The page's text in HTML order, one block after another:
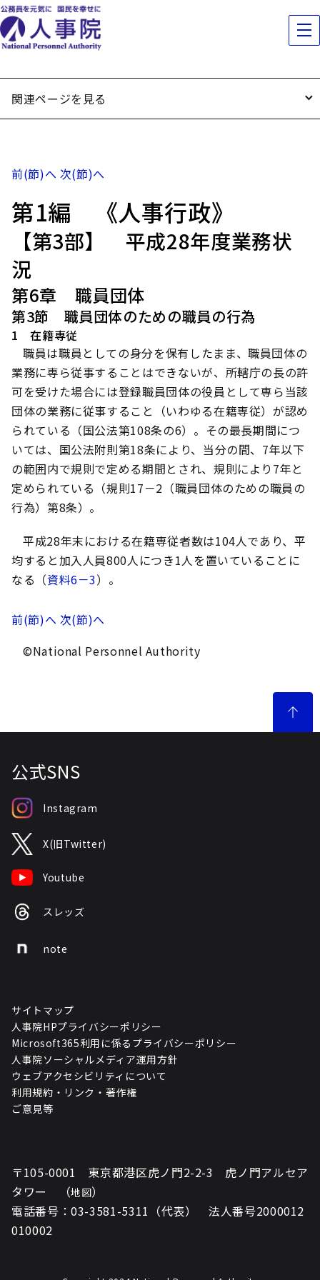
関連ページを見る
前(節)へ 次(節)へ
第1編 《人事行政》
【第3部】 平成28年度業務状
況
第6章 職員団体
第3節 職員団体のための職員の行為
1 在籍専従
職員は職員としての身分を保有したまま、職員団体の
業務に専ら従事することはできないが、所轄庁の長の許
可を受けた場合には登録職員団体の役員として専ら当該
団体の業務に従事すること（いわゆる在籍専従）が認め
られている（国公法第108条の6）。その最長期間につ
いては、国公法附則第18条により、当分の間、7年以下
の範囲内で規則で定める期間とされ、規則により7年と
定められている（規則17－2（職員団体のための職員の
行為）第8条）。
平成28年末における在籍専従者数は104人であり、平
均すると加入人員800人につき1人を置いていることに
なる（資料6－3）。
前(節)へ 次(節)へ
©National Personnel Authority
公式SNS
Instagram
X(旧Twitter)
Youtube
スレッズ
note
サイトマップ
人事院HPプライバシーポリシー
Microsoft365利用に係るプライバシーポリシー
人事院ソーシャルメディア運用方針
ウェブアクセシビリティについて
利用規約・リンク・著作権
ご意見等
〒105-0001 東京都港区虎ノ門2-2-3 虎ノ門アルセア
タワー （地図）
電話番号：03-3581-5311（代表） 法人番号2000012
010002